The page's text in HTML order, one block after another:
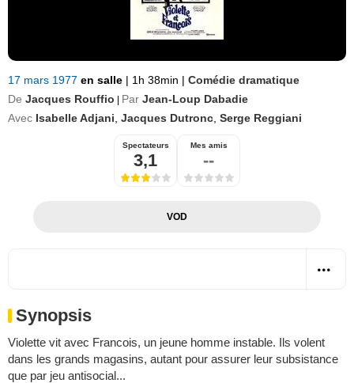
17 mars 1977 en salle | 1h 38min | Comédie dramatique
De Jacques Rouffio Par Jean-Loup Dabadie
Avec Isabelle Adjani Jacques Dutronc Serge Reggiani
Spectateurs
3,1
Mes amis
--
VOD
Synopsis
Violette vit avec Francois, un jeune homme instable. Ils volent
dans les grands magasins, autant pour assurer leur subsistance
que par jeu antisocial...